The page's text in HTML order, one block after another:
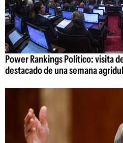
Power Rankings Político: visita
destacado de una semana